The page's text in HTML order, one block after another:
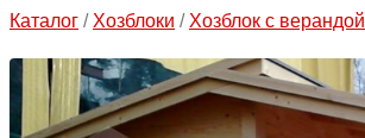
Сопутствующие товары
О компании
Каталог / Хозблоки / Хозблок с верандой